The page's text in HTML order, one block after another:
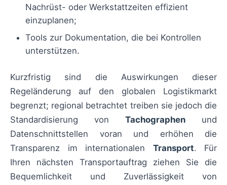
Nachrüst- oder Werkstattzeiten effizient
einzuplanen;
Tools zur Dokumentation, die bei Kontrollen
unterstützen.
Kurzfristig sind die Auswirkungen dieser
Regeländerung auf den globalen Logistikmarkt
begrenzt; regional betrachtet treiben sie jedoch die
Standardisierung von Tachographen und
Datenschnittstellen voran und erhöhen die
Transparenz im internationalen Transport. Für
Ihren nächsten Transportauftrag ziehen Sie die
Bequemlichkeit und Zuverlässigkeit von